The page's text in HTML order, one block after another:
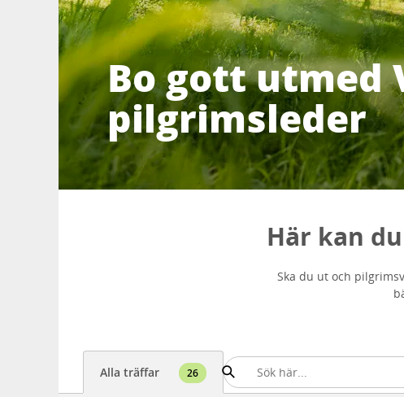
Bo gott utmed
pilgrimsleder
Här kan
Ska du ut och
Alla träffar 26